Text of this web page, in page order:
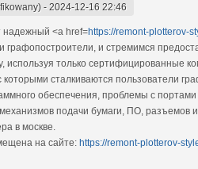
- 2024-12-16 22:46
надежный <a href=https://remont-plotterov-
графопостроители, и стремимся
только сертифицированные
сталкиваются пользователи
обеспечения, проблемы с
подачи бумаги, ПО,
в москве.
на сайте: https://remont-plotterov-